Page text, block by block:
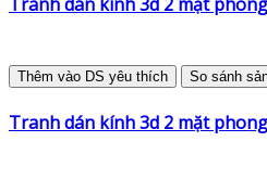
Thêm vào DS yêu thích So sánh
Tranh dán kính 3d 2 mặt